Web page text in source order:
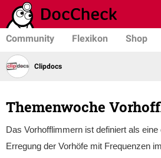
Community Flexikon Shop
Clipdocs
Themenwoche
Das Vorhofflimmern ist definiert als eine
Erregung der Vorhöfe mit Frequenzen